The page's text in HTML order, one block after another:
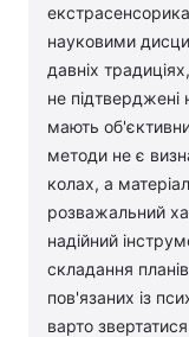
екстрасенсорика
науковими
давніх
не
мають
методи не є
колах, а
розважальний
надійний
складання
пов'язаних із
варто